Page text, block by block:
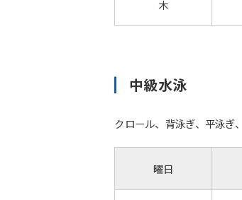
木
中級水泳
クロール、背泳ぎ、平泳ぎ
曜日